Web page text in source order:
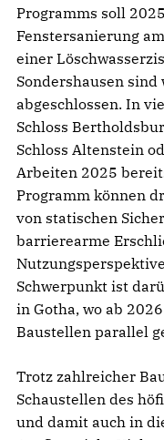
Programms soll
Fenstersanierung
einer
Sondershausen
abgeschlossen. In
Schloss
Schloss Altenstein
Arbeiten 2025
Programm können
von statischen
barrierearme
Schwerpunkt ist
in Gotha, wo ab
Baustellen parallel
Trotz zahlreicher
Schaustellen des
und damit auch in